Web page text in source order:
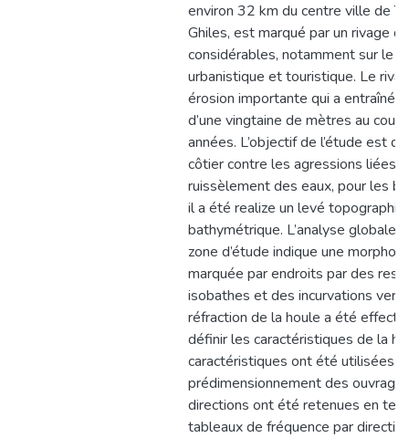
environ 32 km du centre ville de
Ghiles, est marqué par un rivage
considérables, notamment sur le
urbanistique et touristique. Le
érosion importante qui a entraîné
d’une vingtaine de mètres au
années. L’objectif de l’étude est
côtier contre les agressions liées
ruissèlement des eaux, pour les
il a été realize un levé
bathymétrique. L’analyse globale
zone d’étude indique une
marquée par endroits par des
isobathes et des incurvations vers
réfraction de la houle a été
définir les caractéristiques de la
caractéristiques ont été utilisées
prédimensionnement des
directions ont été retenues en
tableaux de fréquence par